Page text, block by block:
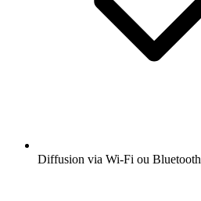
Diffusion via Wi-Fi ou Bluetooth